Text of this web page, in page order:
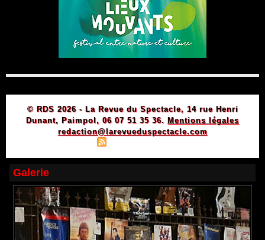
© RDS 2026 - La Revue du Spectacle, 14 rue Henri
Dunant, Paimpol, 06 07 51 35 36. Mentions légales
redaction@larevueduspectacle.com
Galerie